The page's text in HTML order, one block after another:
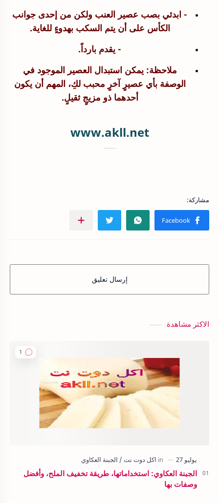
- ابدئي بصب عصير العنب ولكن من إحدى جوانب
الكأس على أن يتم السكب بهدوءٍ للغاية.
- يقدم بارداً.
ملاحظة: يمكن استبدال العصير الموجود في
الوصفة بأي عصيرٍ آخرٍ محبب لكِ، المهم أن يكون
أحدهما ذو مزيجٍ ثقيلٍ.
www.akll.net
إرسال تعليق
الاكثر مشاهدة
الجبنة العكاوي: استخداماتها، طريقة تخفيف الملح، وأفضل
وصفات بها